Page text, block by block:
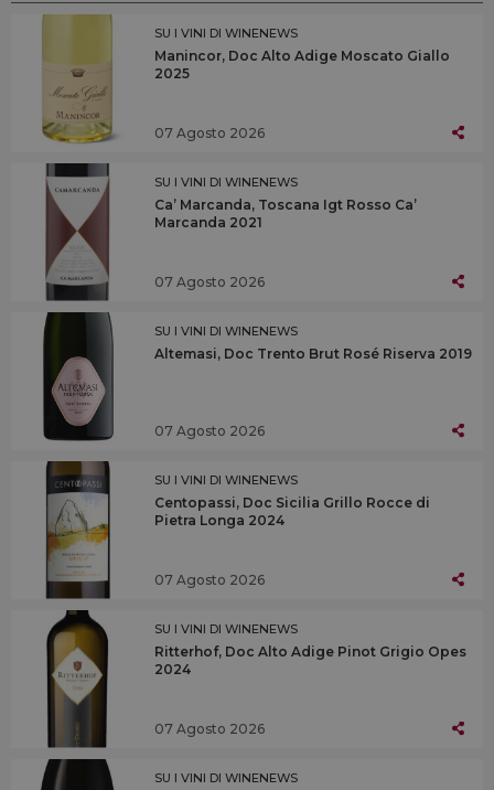
SU I VINI DI WINENEWS
Manincor, Doc Alto Adige Moscato Giallo
2025
07 Agosto 2026
SU I VINI DI WINENEWS
Ca’ Marcanda, Toscana Igt Rosso Ca’
Marcanda 2021
07 Agosto 2026
SU I VINI DI WINENEWS
Altemasi, Doc Trento Brut Rosé Riserva 2019
07 Agosto 2026
SU I VINI DI WINENEWS
Centopassi, Doc Sicilia Grillo Rocce di
Pietra Longa 2024
07 Agosto 2026
SU I VINI DI WINENEWS
Ritterhof, Doc Alto Adige Pinot Grigio Opes
2024
07 Agosto 2026
SU I VINI DI WINENEWS